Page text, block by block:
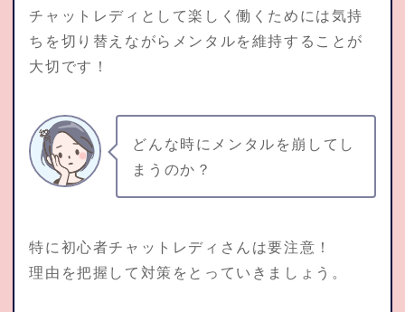
チャットレディとして楽しく働くためには気持
ちを切り替えながらメンタルを維持することが
大切です！
どんな時にメンタルを崩してし
まうのか？
特に初心者チャットレディさんは要注意！
理由を把握して対策をとっていきましょう。